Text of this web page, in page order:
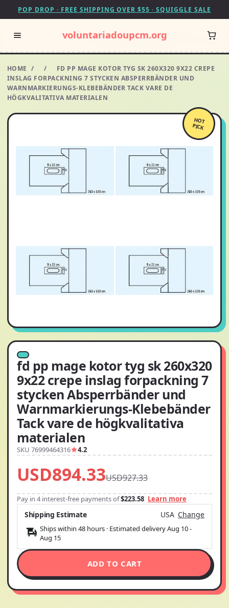
POP DROP · FREE SHIPPING OVER $55 · SQUIGGLE SALE
voluntariadoupcm.org
HOME / /
FD PP MAGE KOTOR TYG SK 260X320 9X22 CREPE
INSLAG FORPACKNING 7 STYCKEN ABSPERRBÄNDER UND
WARNMARKIERUNGS-KLEBEBÄNDER TACK VARE DE
HÖGKVALITATIVA MATERIALEN
HOT
PICK
fd pp mage kotor tyg sk 260x320
9x22 crepe inslag forpackning 7
stycken Absperrbänder und
Warnmarkierungs-Klebebänder
Tack vare de högkvalitativa
materialen
SKU 76999464316 4.2
USD894.33USD927.33
Pay in 4 interest-free payments of$223.58 Learn more
Shipping Estimate USA Change
Ships within 48 hours · Estimated deliveryAug 10-
Aug 15
ADD TO CART